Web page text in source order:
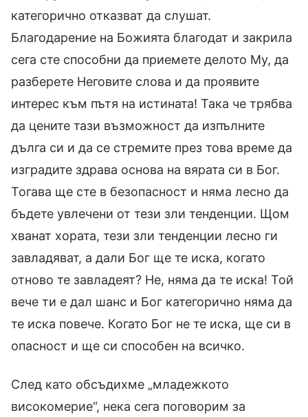
категорично отказват да слушат.
Благодарение на Божията благодат и закрила
сега сте способни да приемете делото Му, да
разберете Неговите слова и да проявите
интерес към пътя на истината! Така че трябва
да цените тази възможност да изпълните
дълга си и да се стремите през това време да
изградите здрава основа на вярата си в Бог.
Тогава ще сте в безопасност и няма лесно да
бъдете увлечени от тези зли тенденции. Щом
хванат хората, тези зли тенденции лесно ги
завладяват, а дали Бог ще те иска, когато
отново те завладеят? Не, няма да те иска! Той
вече ти е дал шанс и Бог категорично няма да
те иска повече. Когато Бог не те иска, ще си в
опасност и ще си способен на всичко.
След като обсъдихме „младежкото
високомерие“, нека сега поговорим за